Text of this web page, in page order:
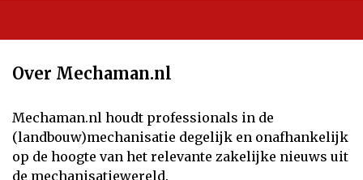
Over Mechaman.nl
Mechaman.nl houdt professionals in de
(landbouw)mechanisatie degelijk en onafhankelijk
op de hoogte van het relevante zakelijke nieuws uit
de mechanisatiewereld.